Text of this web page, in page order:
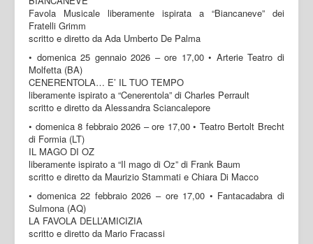
Favola Musicale liberamente ispirata a “Biancaneve” dei
Fratelli Grimm
scritto e diretto da Ada Umberto De Palma
• domenica 25 gennaio 2026 – ore 17,00 • Arterie Teatro di
Molfetta (BA)
CENERENTOLA… E’ IL TUO TEMPO
liberamente ispirato a “Cenerentola” di Charles Perrault
scritto e diretto da Alessandra Sciancalepore
• domenica 8 febbraio 2026 – ore 17,00 • Teatro Bertolt Brecht
di Formia (LT)
IL MAGO DI OZ
liberamente ispirato a “Il mago di Oz” di Frank Baum
scritto e diretto da Maurizio Stammati e Chiara Di Macco
• domenica 22 febbraio 2026 – ore 17,00 • Fantacadabra di
Sulmona (AQ)
LA FAVOLA DELL’AMICIZIA
scritto e diretto da Mario Fracassi